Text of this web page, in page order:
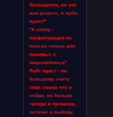
беззащитен, но это
вам решать, я нубо-
прист"
"К слову -
конфигурация не
плохая только для
ленивых и
миролюбивых"
Лайт прист - по
большому счету
тоже самое что и
хейви, но больше
гемора в прокачке,
заточке и выбору